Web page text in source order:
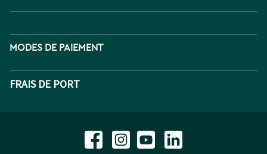
MODES DE PAIEMENT
FRAIS DE PORT